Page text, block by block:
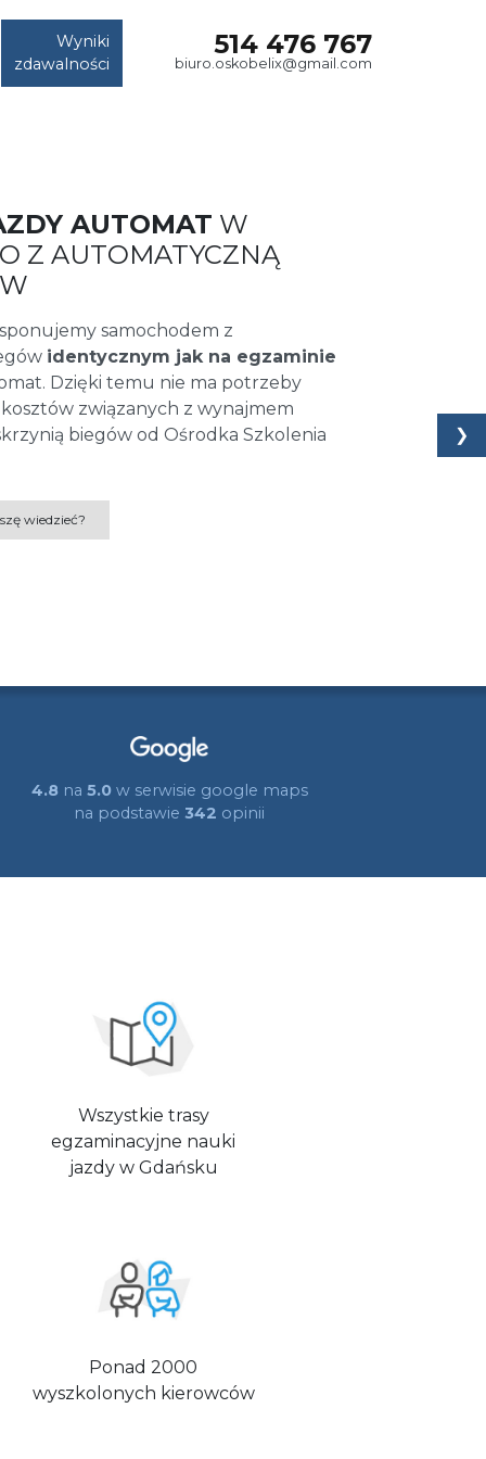
Wyniki
zdawalności
514 476 767
biuro.oskobelix@gmail.com
AUTOMAT W
Z AUTOMATYCZNĄ
samochodem z
identycznym jak na egzaminie
Dzięki temu nie ma potrzeby
związanych z wynajmem
biegów od Ośrodka Szkolenia
wiedzieć?
❯
4.8 na 5.0w serwisie google maps
na podstawie 342 opinii
Wszystkie trasy
egzaminacyjne nauki
jazdy w Gdańsku
Ponad 2000
wyszkolonych kierowców